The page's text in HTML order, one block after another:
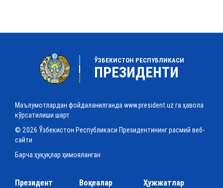
ЎЗБЕКИСТОН РЕСПУБЛИКАСИ
ПРЕЗИДЕНТИ
Маълумотлардан фойдаланилганда www.president.uz га ҳавола
кўрсатилиши шарт
© 2026 Ўзбекистон Республикаси Президентининг расмий веб-
сайти
Барча ҳуқуқлар ҳимояланган
Президент Воқеалар Ҳужжатлар